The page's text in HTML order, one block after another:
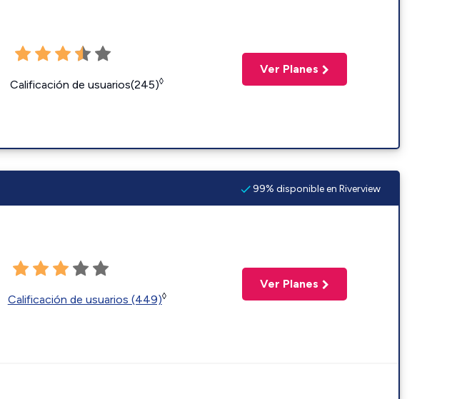
Calificación de usuarios(245)◊
Ver Planes
99% disponible en Riverview
Calificación de usuarios (449)◊
Ver Planes